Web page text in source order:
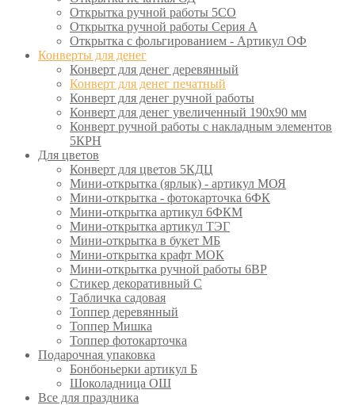
Открытка ручной работы 5СО
Открытка ручной работы Серия А
Открытка с фольгированием - Артикул ОФ
Конверты для денег
Конверт для денег деревянный
Конверт для денег печатный
Конверт для денег ручной работы
Конверт для денег увеличенный 190х90 мм
Конверт ручной работы с накладным элементов
5КРН
Для цветов
Конверт для цветов 5КДЦ
Мини-открытка (ярлык) - артикул МОЯ
Мини-открытка - фотокарточка 6ФК
Мини-открытка артикул 6ФКМ
Мини-открытка артикул ТЭГ
Мини-открытка в букет МБ
Мини-открытка крафт МОК
Мини-открытка ручной работы 6ВР
Стикер декоративный С
Табличка садовая
Топпер деревянный
Топпер Мишка
Топпер фотокарточка
Подарочная упаковка
Бонбоньерки артикул Б
Шоколадница ОШ
Все для праздника